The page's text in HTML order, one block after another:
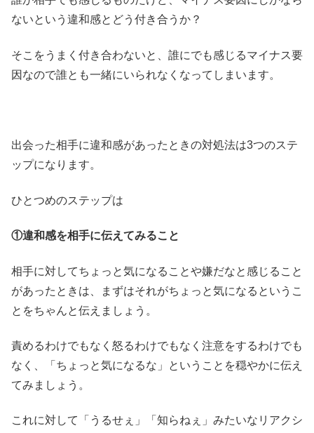
ないという違和感とどう付き合うか？
そこをうまく付き合わないと、誰にでも感じるマイナス要
因なので誰とも一緒にいられなくなってしまいます。
出会った相手に違和感があったときの対処法は3つのステ
ップになります。
ひとつめのステップは
①違和感を相手に伝えてみること
相手に対してちょっと気になることや嫌だなと感じること
があったときは、まずはそれがちょっと気になるというこ
とをちゃんと伝えましょう。
責めるわけでもなく怒るわけでもなく注意をするわけでも
なく、「ちょっと気になるな」ということを穏やかに伝え
てみましょう。
これに対して「うるせぇ」「知らねぇ」みたいなリアクシ